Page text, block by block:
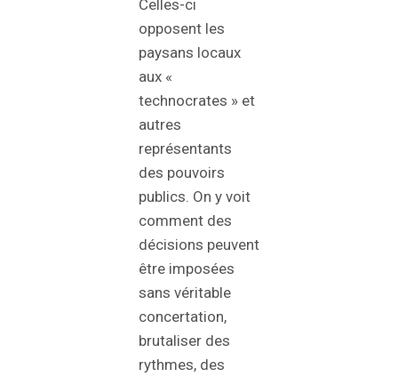
Celles-ci
opposent les
paysans locaux
aux «
technocrates » et
autres
représentants
des pouvoirs
publics. On y voit
comment des
décisions peuvent
être imposées
sans véritable
concertation,
brutaliser des
rythmes, des